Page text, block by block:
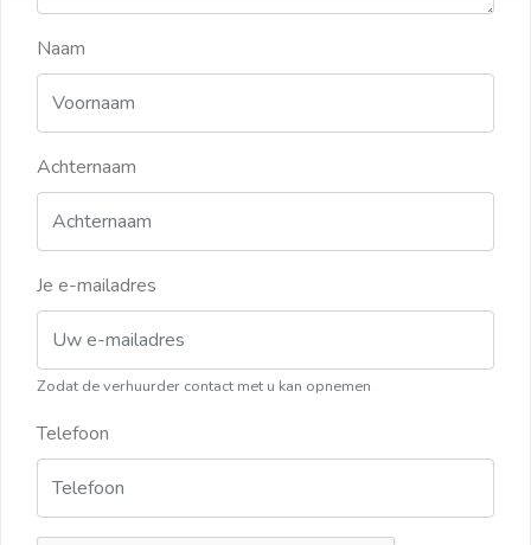
Naam
Achternaam
Je e-mailadres
Zodat de verhuurder contact met u kan opnemen
Telefoon